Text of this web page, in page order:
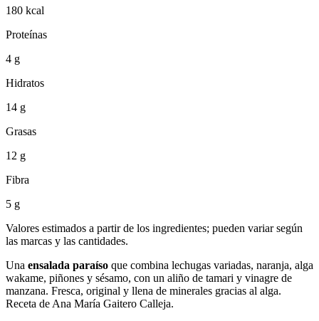
180 kcal
Proteínas
4 g
Hidratos
14 g
Grasas
12 g
Fibra
5 g
Valores estimados a partir de los ingredientes; pueden variar según
las marcas y las cantidades.
Una ensalada paraíso que combina lechugas variadas, naranja, alga
wakame, piñones y sésamo, con un aliño de tamari y vinagre de
manzana. Fresca, original y llena de minerales gracias al alga.
Receta de Ana María Gaitero Calleja.